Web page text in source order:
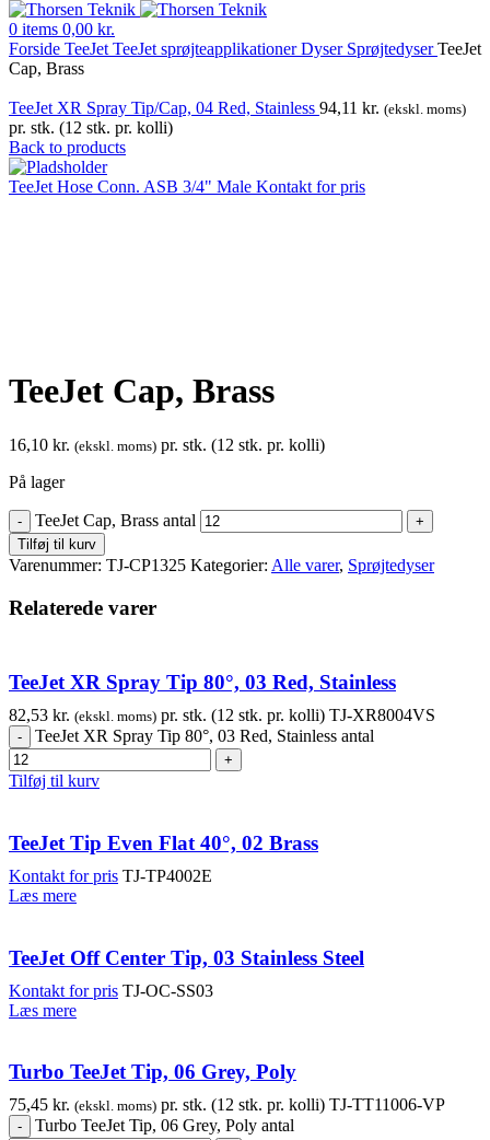
0 items 0,00 kr.
Forside TeeJet TeeJet sprøjteapplikationerDyser SprøjtedyserTeeJet
Cap, Brass
TeeJet XR Spray Tip/Cap, 04 Red, Stainless 94,11 kr. (ekskl. moms)
pr. stk. (12 stk. pr. kolli)
Back to products
TeeJet Hose Conn. ASB 3/4" Male Kontakt for pris
TeeJet Cap, Brass
16,10 kr. (ekskl. moms) pr. stk. (12 stk. pr. kolli)
På lager
TeeJet Cap, Brass antal
Tilføj til kurv
Varenummer: TJ-CP1325 Kategorier: Alle varer, Sprøjtedyser
Relaterede varer
TeeJet XR Spray Tip 80°, 03 Red, Stainless
82,53 kr. (ekskl. moms) pr. stk. (12 stk. pr. kolli) TJ-XR8004VS
TeeJet XR Spray Tip 80°, 03 Red, Stainless antal
Tilføj til kurv
TeeJet Tip Even Flat 40°, 02 Brass
Kontakt for pris TJ-TP4002E
Læs mere
TeeJet Off Center Tip, 03 Stainless Steel
Kontakt for pris TJ-OC-SS03
Læs mere
Turbo TeeJet Tip, 06 Grey, Poly
75,45 kr. (ekskl. moms) pr. stk. (12 stk. pr. kolli) TJ-TT11006-VP
Turbo TeeJet Tip, 06 Grey, Poly antal